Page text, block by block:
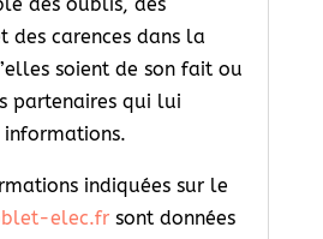
des carences dans la
soient de son fait ou
partenaires qui lui
informations.
indiquées sur le
elec.fr sont données